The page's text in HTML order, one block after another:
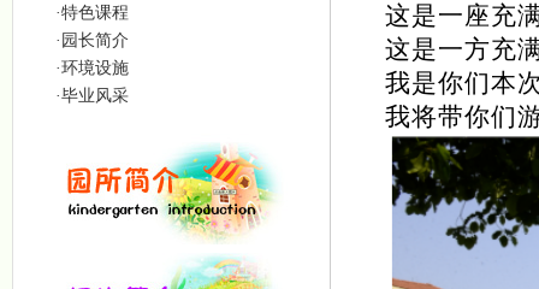
·特色课程
·园长简介
·环境设施
·毕业风采
这是一座充
这是一方充
我是你们本
我将带你们